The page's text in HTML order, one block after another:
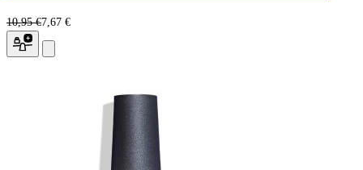
10,95 €7,67 €